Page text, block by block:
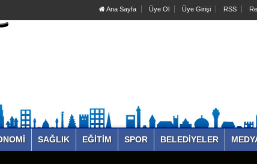
Ana Sayfa Üye Ol Üye Girişi RSS
SAĞLIK EĞİTİM SPOR BELEDİYELER